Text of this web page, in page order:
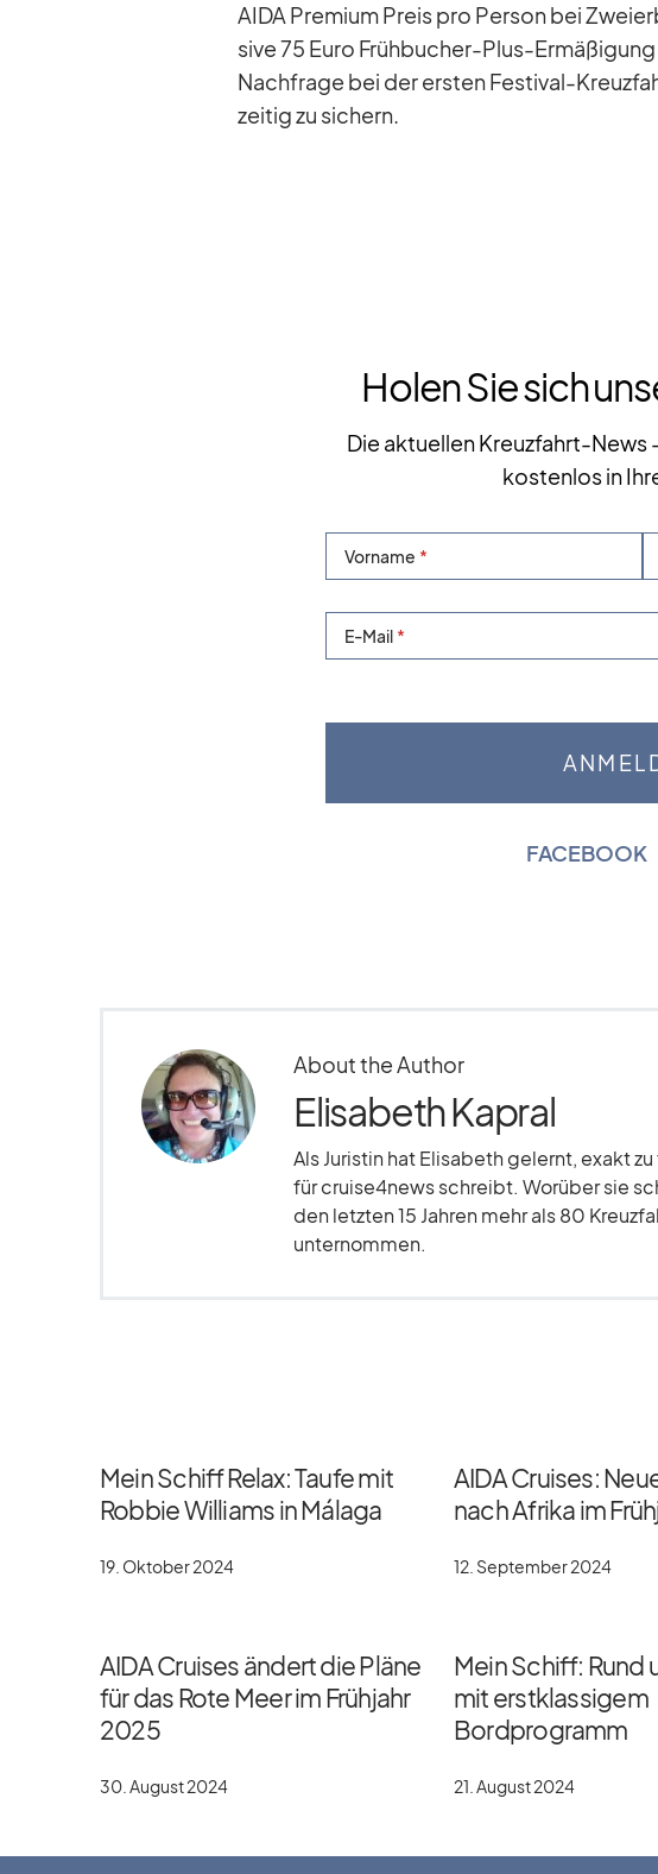
AIDA Pre­mium Preis pro Per­son bei
sive 75 Euro Früh­bu­cher-Plus-
Nach­frage bei der ers­ten Fes­ti­val-
zei­tig zu si­chern.
Holen Sie sich
Die aktuellen Kreuzfahrt-News
kostenlos in
Vorname
E-Mail
FACEBOOK
About the Author
Elisabeth Kapral
Als Juristin hat Elisabeth gelernt, exakt
für cruise4news schreibt. Worüber sie
den letzten 15 Jahren mehr als 80
unternommen.
Mein Schiff Relax: Taufe mit
Robbie Williams in Málaga
19. Oktober 2024
AIDA Cruises:
nach Afrika im
12. September 2024
AIDA Cruises ändert die Pläne
für das Rote Meer im Frühjahr
2025
30. August 2024
Mein Schiff: Rund
mit erstklassigem
Bordprogramm
21. August 2024